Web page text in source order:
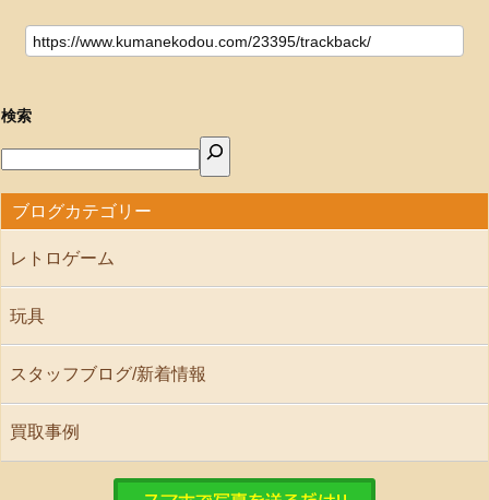
検索
ブログカテゴリー
レトロゲーム
玩具
スタッフブログ/新着情報
買取事例